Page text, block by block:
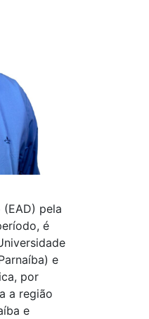
pela
é
e
por
a região
e